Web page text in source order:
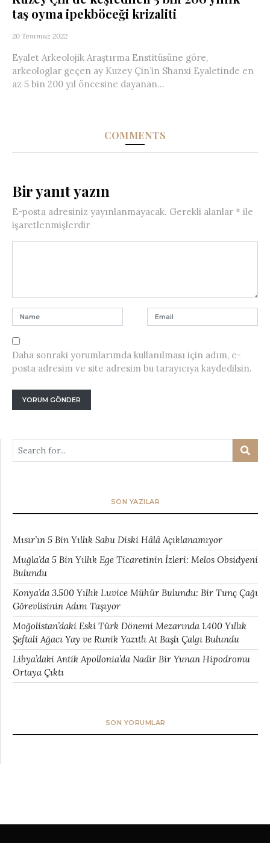
taş oyma ipekböceği krizaliti
20 Temmuz 2022
Eyalet Arkeolojik Araştırma Enstitüsüne göre,
arkeologlar geçen ay Kuzey Çin’in Shanxi Eyaletinde en
az 5 bin 200 yıl öncesine dayanan...
COMMENTS
Bir yanıt yazın
E-posta adresiniz yayınlanmayacak. Gerekli alanlar * ile
işaretlenmişlerdir
Daha sonraki yorumlarımda kullanılması için adım, e-
posta adresim ve site adresim bu tarayıcıya kaydedilsin.
SON YAZILAR
Mısır’ın 5 Bin Yıllık Sabu Diski Hâlâ Açıklanamıyor
Muğla’da 5 Bin Yıllık Ege Ticaretinin İzleri: Melos Obsidyeni
Bulundu
Konya’da 3.500 Yıllık Luvice Mühür Bulundu: Bir Tunç Çağı
Görevlisinin Adını Taşıyor
Moğolistan’daki Eski Türk Dönemi Mezarında 1.400 Yıllık
Şeftali Ağacı Yay ve Runik Yazıtlı At Başlı Çalgı Bulundu
Libya’daki Antik Apollonia’da Nadir Bir Yunan Hipodromu
Ortaya Çıktı
SON YORUMLAR